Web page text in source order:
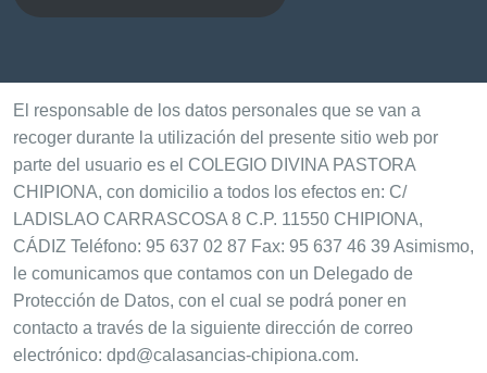
El responsable de los datos personales que se van a
recoger durante la utilización del presente sitio web por
parte del usuario es el COLEGIO DIVINA PASTORA
CHIPIONA, con domicilio a todos los efectos en: C/
LADISLAO CARRASCOSA 8 C.P. 11550 CHIPIONA,
CÁDIZ Teléfono: 95 637 02 87 Fax: 95 637 46 39 Asimismo,
le comunicamos que contamos con un Delegado de
Protección de Datos, con el cual se podrá poner en
contacto a través de la siguiente dirección de correo
electrónico: dpd@calasancias-chipiona.com.